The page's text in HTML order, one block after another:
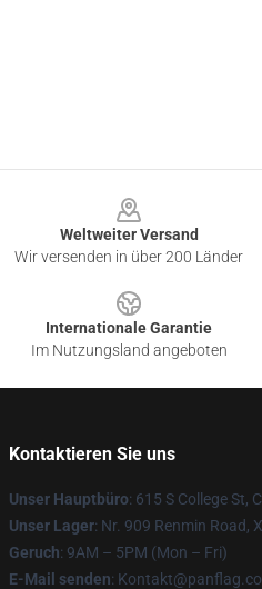
Weltweiter Versand
Wir versenden in über 200 Länder
Internationale Garantie
Im Nutzungsland angeboten
Kontaktieren Sie uns
Unser Hauptbüro: 615 S College St,
Unser Lager: Nr. 909 Renmin Road,
Geruch: 9AM – 5PM (Mon – Fri)
E-Mail senden: